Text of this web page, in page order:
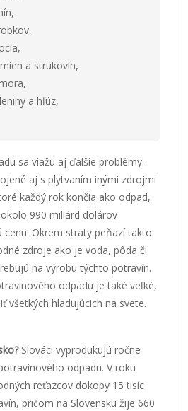
a strukovín,
a hľúz,
sa viažu aj ďalšie problémy.
aj s plytvaním inými zdrojmi
každý rok končia ako odpad,
990 miliárd dolárov
cenu. Okrem straty peňazí takto
zdroje ako je voda, pôda či
na výrobu týchto potravín.
odpadu je také veľké,
všetkých hladujúcich na svete.
Slováci vyprodukujú ročne
odpadu. V roku
reťazcov dokopy 15 tisíc
pričom na Slovensku žije 660